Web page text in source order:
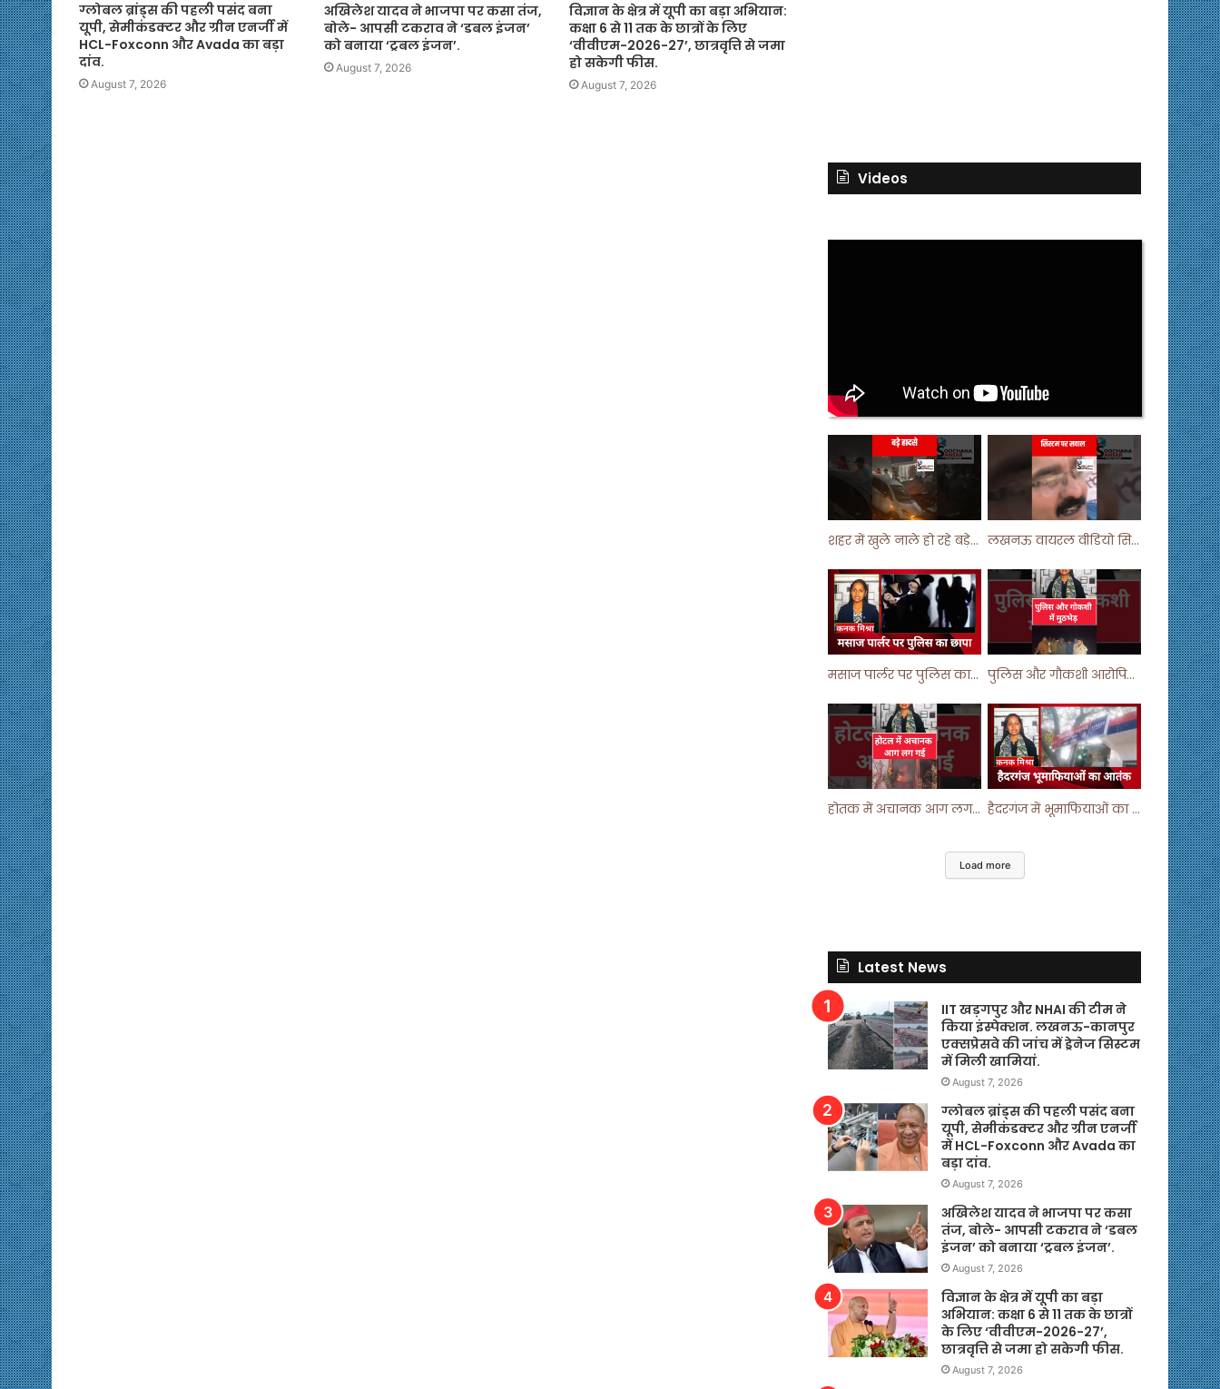
ग्लोबल ब्रांड्स की पहली पसंद बना
यूपी, सेमीकंडक्टर और ग्रीन एनर्जी में
HCL-Foxconn और Avada का बड़ा
दांव.
August 7, 2026
अखिलेश यादव ने भाजपा पर कसा तंज,
बोले- आपसी टकराव ने ‘डबल इंजन’
को बनाया ‘ट्रबल इंजन’.
August 7, 2026
विज्ञान के क्षेत्र में यूपी का बड़ा अभियान:
कक्षा 6 से 11 तक के छात्रों के लिए
‘वीवीएम-2026-27’, छात्रवृत्ति से जमा
हो सकेगी फीस.
August 7, 2026
Videos
शहर में खुले नाले हो रहे बड़े हादसे ! #shortsvideo #shorts लखनऊ वायरल वीडियो सिस्टम पर सवाल ! #shorts #shortvideo
मसाज पार्लर पर पुलिस का छापा ! #viralvideo #trending #parlour पुलिस और गौकशी आरोपियों में मुठभेड़ ! #shortvideo #shorts #shortsfeed
होतक में अचानक आग लगने से मचा हड़कंप ! #shortsfeed #shorts #viralshorts हैदरगंज में भूमाफियाओं का आतंक ! #upnews #viral #viralvideo
Load more
Latest News
IIT खड़गपुर और NHAI की टीम ने
किया इंस्पेक्शन. लखनऊ-कानपुर
एक्सप्रेसवे की जांच में ड्रेनेज सिस्टम
में मिली खामियां.
August 7, 2026
ग्लोबल ब्रांड्स की पहली पसंद बना
यूपी, सेमीकंडक्टर और ग्रीन एनर्जी
में HCL-Foxconn और Avada का
बड़ा दांव.
August 7, 2026
अखिलेश यादव ने भाजपा पर कसा
तंज, बोले- आपसी टकराव ने ‘डबल
इंजन’ को बनाया ‘ट्रबल इंजन’.
August 7, 2026
विज्ञान के क्षेत्र में यूपी का बड़ा
अभियान: कक्षा 6 से 11 तक के छात्रों
के लिए ‘वीवीएम-2026-27’,
छात्रवृत्ति से जमा हो सकेगी फीस.
August 7, 2026